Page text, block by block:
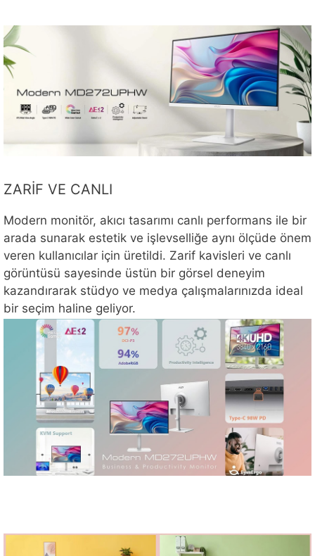
ZARİF VE CANLI
Modern monitör, akıcı tasarımı canlı performans ile bir
arada sunarak estetik ve işlevselliğe aynı ölçüde önem
veren kullanıcılar için üretildi. Zarif kavisleri ve canlı
görüntüsü sayesinde üstün bir görsel deneyim
kazandırarak stüdyo ve medya çalışmalarınızda ideal
bir seçim haline geliyor.